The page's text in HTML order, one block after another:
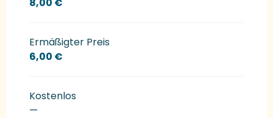
Ermäßigter Preis
6,00 €
Kostenlos
—